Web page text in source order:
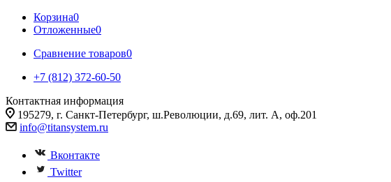
Корзина0
Отложенные0
Сравнение товаров0
+7 (812) 372-60-50
Контактная информация
195279, г. Санкт-Петербург, ш.Революции, д.69, лит. А, оф.201
info@titansystem.ru
Вконтакте
Twitter